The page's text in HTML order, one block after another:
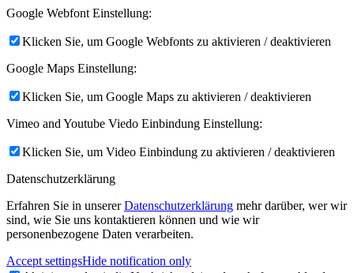
Google Webfont Einstellung:
Klicken Sie, um Google Webfonts zu aktivieren / deaktivieren
Google Maps Einstellung:
Klicken Sie, um Google Maps zu aktivieren / deaktivieren
Vimeo and Youtube Viedo Einbindung Einstellung:
Klicken Sie, um Video Einbindung zu aktivieren / deaktivieren
Datenschutzerklärung
Erfahren Sie in unsererDatenschutzerklärung mehr darüber, wer wir
sind, wie Sie uns kontaktieren können und wie wir
personenbezogene Daten verarbeiten.
Accept settingsHide notification only